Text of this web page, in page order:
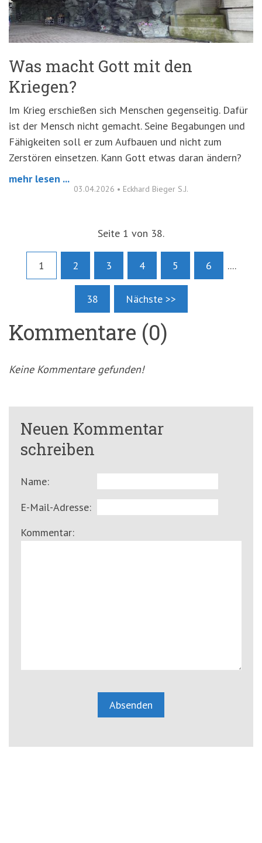
Was macht Gott mit den
Kriegen?
Im Krieg erschießen sich Menschen gegenseitig. Dafür
ist der Mensch nicht gemacht. Seine Begabungen und
Fähigkeiten soll er zum Aufbauen und nicht zum
Zerstören einsetzen. Kann Gott etwas daran ändern?
mehr lesen ...
03.04.2026 • Eckhard Bieger S.J.
Seite 1 von 38.
1 2 3 4 5 6 ....
38 Nächste >>
Kommentare (0)
Keine Kommentare gefunden!
Neuen Kommentar
schreiben
Name:
E-Mail-Adresse:
Kommentar: